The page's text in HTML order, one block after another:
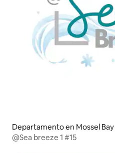
Departamento en Mossel Bay
@Sea breeze 1 #15